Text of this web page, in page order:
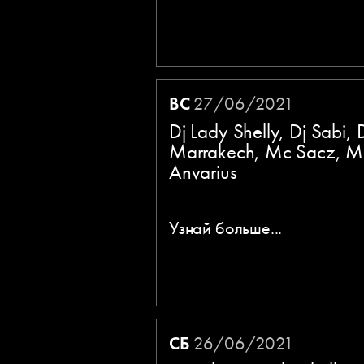
ВС27/06/2021
Dj Lady Shelly, Dj Sabi,
Marrakech, Mc Sacz,
Anvarius
Узнай больше...
СБ 26/06/2021